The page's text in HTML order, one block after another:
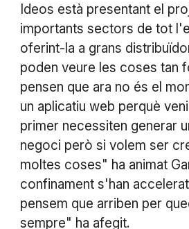
Ideos està presentant el
importants sectors de tot
oferint-la a grans
poden veure les coses tan
pensen que ara no és el
un aplicatiu web perquè
primer necessiten generar
negoci però si volem ser
moltes coses" ha animat
confinament s'han
pensem que arriben per
sempre" ha afegit.